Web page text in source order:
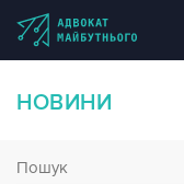
НОВИНИ